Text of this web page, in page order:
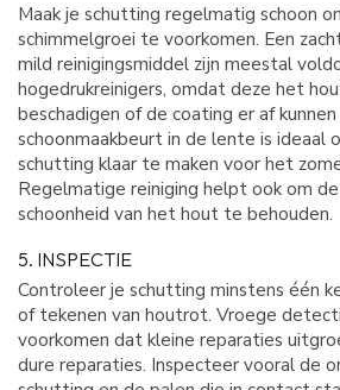
Maak je schutting regelmatig schoon
schimmelgroei te voorkomen. Een
mild reinigingsmiddel zijn meestal
hogedrukreinigers, omdat deze het
beschadigen of de coating er af
schoonmaakbeurt in de lente is ideaal
schutting klaar te maken voor het
Regelmatige reiniging helpt ook om
schoonheid van het hout te behouden.
5. INSPECTIE
Controleer je schutting minstens één
of tekenen van houtrot. Vroege
voorkomen dat kleine reparaties
dure reparaties. Inspecteer vooral de